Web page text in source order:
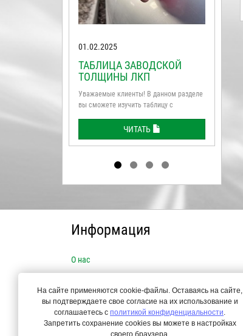
01.02.2025
ТАБЛИЦА ЗАВОДСКОЙ
ТОЛЩИНЫ ЛКП
Уважаемые клиенты! В данном разделе
вы сможете изучить таблицу с
ЧИТАТЬ
Информация
О нас
Популярные товары
На сайте применяются cookie-файлы. Оставаясь на сайте,
вы подтверждаете свое согласие на их использование и
соглашаетесь с политикой конфиденциальности.
Запретить сохранение cookies вы можете в настройках
своего браузера.